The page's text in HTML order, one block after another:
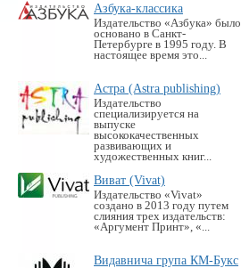
Азбука-классика
Издательство «Азбука» было
основано в Санкт-
Петербурге в 1995 году. В
настоящее время это...
Астра (Astra publishing)
Издательство
специализируется на
выпуске
высококачественных
развивающих и
художественных книг...
Виват (Vivat)
Издательство «Vivat»
создано в 2013 году путем
слияния трех издательств:
«Аргумент Принт», «...
Видавнича група КМ-Букс